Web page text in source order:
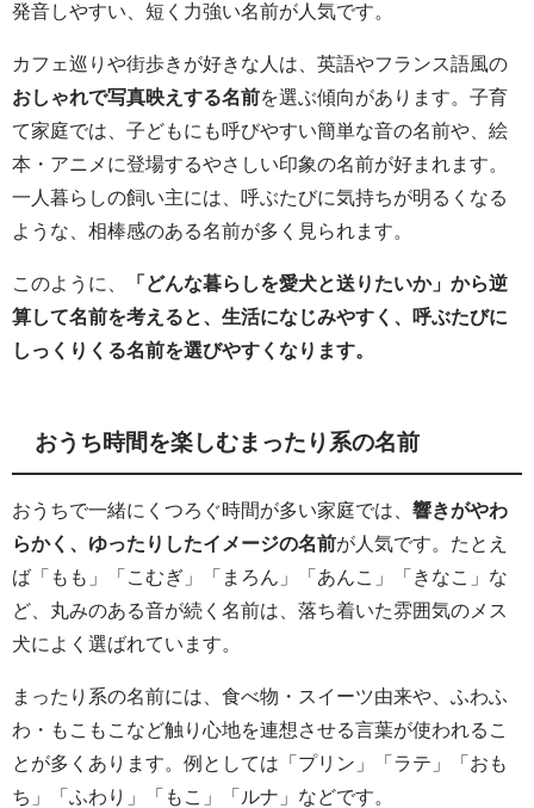
発音しやすい、短く力強い名前が人気です。
カフェ巡りや街歩きが好きな人は、英語やフランス語風の
おしゃれで写真映えする名前を選ぶ傾向があります。子育
て家庭では、子どもにも呼びやすい簡単な音の名前や、絵
本・アニメに登場するやさしい印象の名前が好まれます。
一人暮らしの飼い主には、呼ぶたびに気持ちが明るくなる
ような、相棒感のある名前が多く見られます。
このように、
「どんな暮らしを愛犬と送りたいか」から逆
算して名前を考えると、生活になじみやすく、呼ぶたびに
しっくりくる名前を選びやすくなります。
おうち時間を楽しむまったり系の名前
おうちで一緒にくつろぐ時間が多い家庭では、響きがやわ
らかく、ゆったりしたイメージの名前が人気です。たとえ
ば「もも」「こむぎ」「まろん」「あんこ」「きなこ」な
ど、丸みのある音が続く名前は、落ち着いた雰囲気のメス
犬によく選ばれています。
まったり系の名前には、食べ物・スイーツ由来や、ふわふ
わ・もこもこなど触り心地を連想させる言葉が使われるこ
とが多くあります。例としては「プリン」「ラテ」「おも
ち」「ふわり」「もこ」「ルナ」などです。